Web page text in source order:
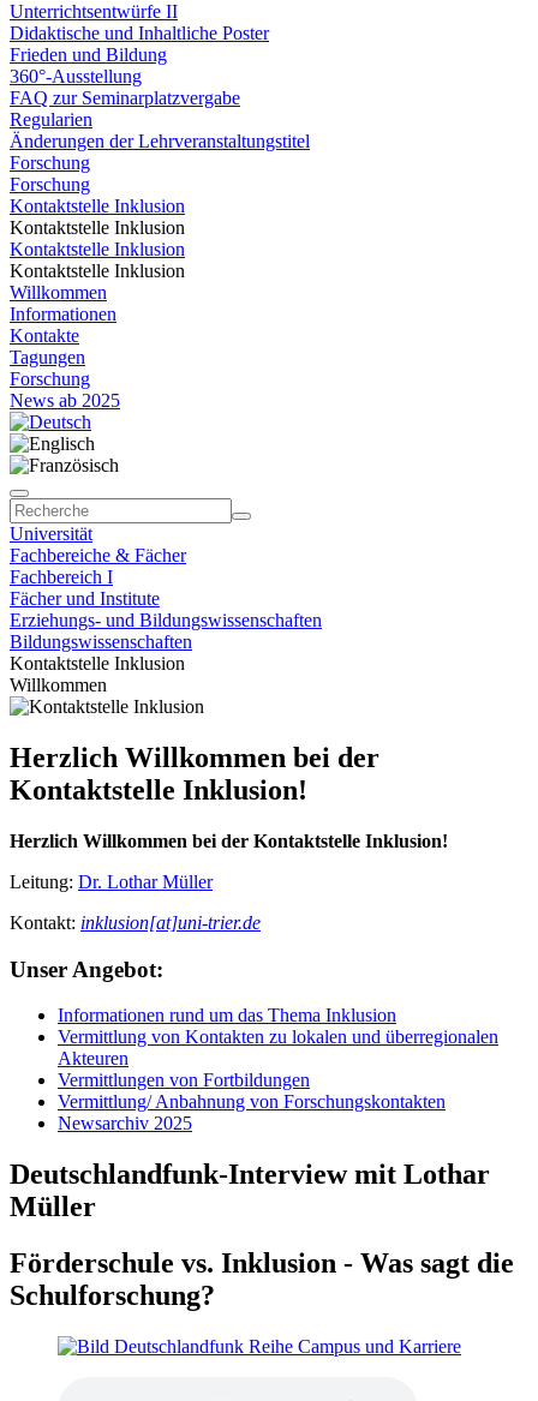
Unterrichtsentwürfe II
Didaktische und Inhaltliche Poster
Frieden und Bildung
360°-Ausstellung
FAQ zur Seminarplatzvergabe
Regularien
Änderungen der Lehrveranstaltungstitel
Forschung
Forschung
Kontaktstelle Inklusion
Kontaktstelle Inklusion
Kontaktstelle Inklusion
Kontaktstelle Inklusion
Willkommen
Informationen
Kontakte
Tagungen
Forschung
News ab 2025
Universität
Fachbereiche & Fächer
Fachbereich I
Fächer und Institute
Erziehungs- und Bildungswissenschaften
Bildungswissenschaften
Kontaktstelle Inklusion
Willkommen
Herzlich Willkommen bei der
Kontaktstelle Inklusion!
Herzlich Willkommen bei der Kontaktstelle Inklusion!
Leitung: Dr. Lothar Müller
Kontakt: inklusion[at]uni-trier.de
Unser Angebot:
Informationen rund um das Thema Inklusion
Vermittlung von Kontakten zu lokalen und überregionalen
Akteuren
Vermittlungen von Fortbildungen
Vermittlung/ Anbahnung von Forschungskontakten
Newsarchiv 2025
Deutschlandfunk-Interview mit Lothar
Müller
Förderschule vs. Inklusion - Was sagt die
Schulforschung?